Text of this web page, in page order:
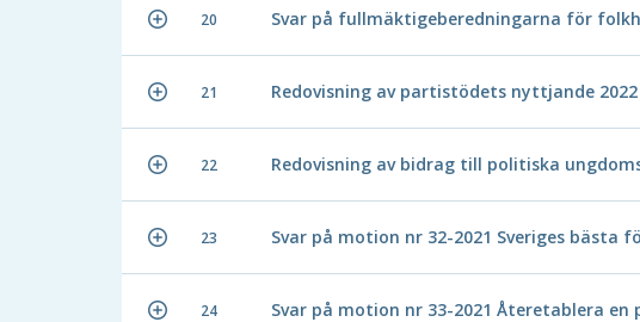
20 Svar på fullmäktigeberedningarna för
21 Redovisning av partistödets nyttjande
22 Redovisning av bidrag till politiska
23 Svar på motion nr 32-2021 Sveriges bästa
24 Svar på motion nr 33-2021 Återetablera